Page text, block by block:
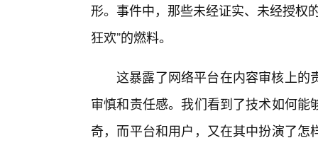
形。事件中，那些未经证实、未经授权
狂欢”的燃料。
这暴露了网络平台在内容审核上的
审慎和责任感。我们看到了技术如何
奇，而平台和用户，又在其中扮演了